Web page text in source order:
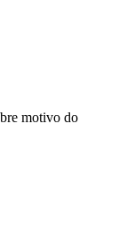
motivo do